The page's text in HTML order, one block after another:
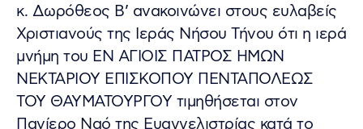
κ. Δωρόθεος Β’ ανακοινώνει στους ευλαβείς
Χριστιανούς της Ιεράς Νήσου Τήνου ότι η ιερά
μνήμη του ΕΝ ΑΓΙΟΙΣ ΠΑΤΡΟΣ ΗΜΩΝ
ΝΕΚΤΑΡΙΟΥ ΕΠΙΣΚΟΠΟΥ ΠΕΝΤΑΠΟΛΕΩΣ
ΤΟΥ ΘΑΥΜΑΤΟΥΡΓΟΥ τιμηθήσεται στον
Πανίερο Ναό της Ευαγγελιστρίας κατά το